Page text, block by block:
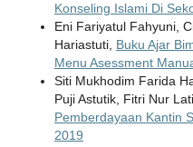
Konseling Islami Di
Eni Fariyatul Fahyuni,
Hariastuti, Buku Ajar
Menu Asessment
Siti Mukhodim Farida
Puji Astutik, Fitri Nur
Pemberdayaan Kantin
2019